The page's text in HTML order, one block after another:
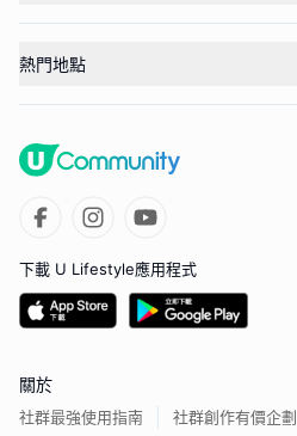
熱門地點
下載 U Lifestyle應用程式
關於
社群最強使用指南 社群創作有價企劃